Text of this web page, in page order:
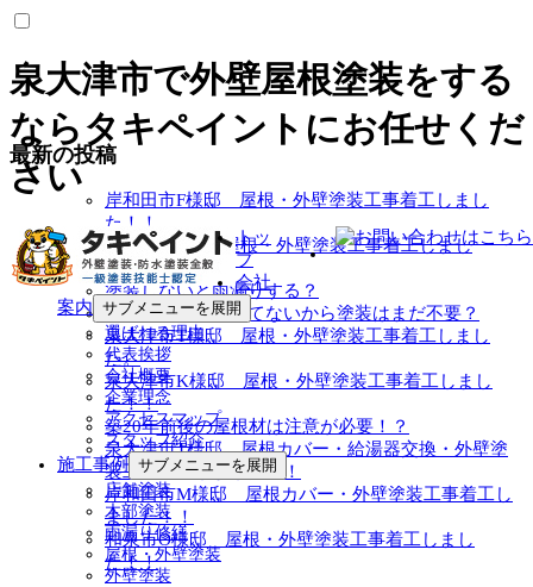
泉大津市で外壁屋根塗装をする
ならタキペイントにお任せくだ
さい
トッ
プ
会社
案内 サブメニューを展開
選ばれる理由
代表挨拶
会社概要
企業理念
アクセスマップ
スタッフ紹介
施工事例 サブメニューを展開
店舗塗装
木部塗装
雨漏り修繕
屋根・外壁塗装
外壁塗装
最新の投稿
岸和田市F様邸 屋根・外壁塗装工事着工しまし
た！！
高石市T様邸 屋根・外壁塗装工事着工しまし
た！！
塗装しないと雨漏りする？
チョーキングが出てないから塗装はまだ不要？
泉大津市T様邸 屋根・外壁塗装工事着工しまし
た。
泉大津市K様邸 屋根・外壁塗装工事着工しまし
た！！
築20年前後の屋根材は注意が必要！？
泉大津市T様邸 屋根カバー・給湯器交換・外壁塗
装工事着工しました！！
岸和田市M様邸 屋根カバー・外壁塗装工事着工し
ました！！
和泉市O様邸 屋根・外壁塗装工事着工しまし
た！！